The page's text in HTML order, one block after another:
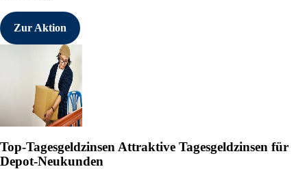
Zur Aktion
Top-Tagesgeldzinsen Attraktive Tagesgeldzinsen für
Depot-Neukunden